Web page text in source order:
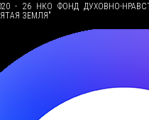
- 26 НКО ФОНД ДУХОВНО-
ЗЕМЛЯ"